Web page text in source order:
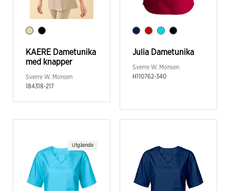
KAERE Dametunika
med knapper
Sverre W. Monsen
184318-217
Julia Dametunika
Sverre W. Monsen
H110762-340
Utgående